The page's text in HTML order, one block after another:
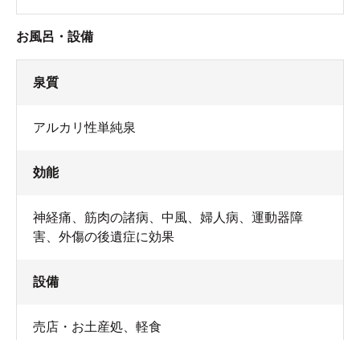
お風呂・設備
泉質
アルカリ性単純泉
効能
神経痛、筋肉の諸病、中風、婦人病、運動器障
害、外傷の後遺症に効果
設備
売店・お土産処 軽食